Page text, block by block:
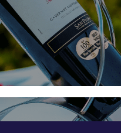
Dịch vụ
Gallery
Tour Du